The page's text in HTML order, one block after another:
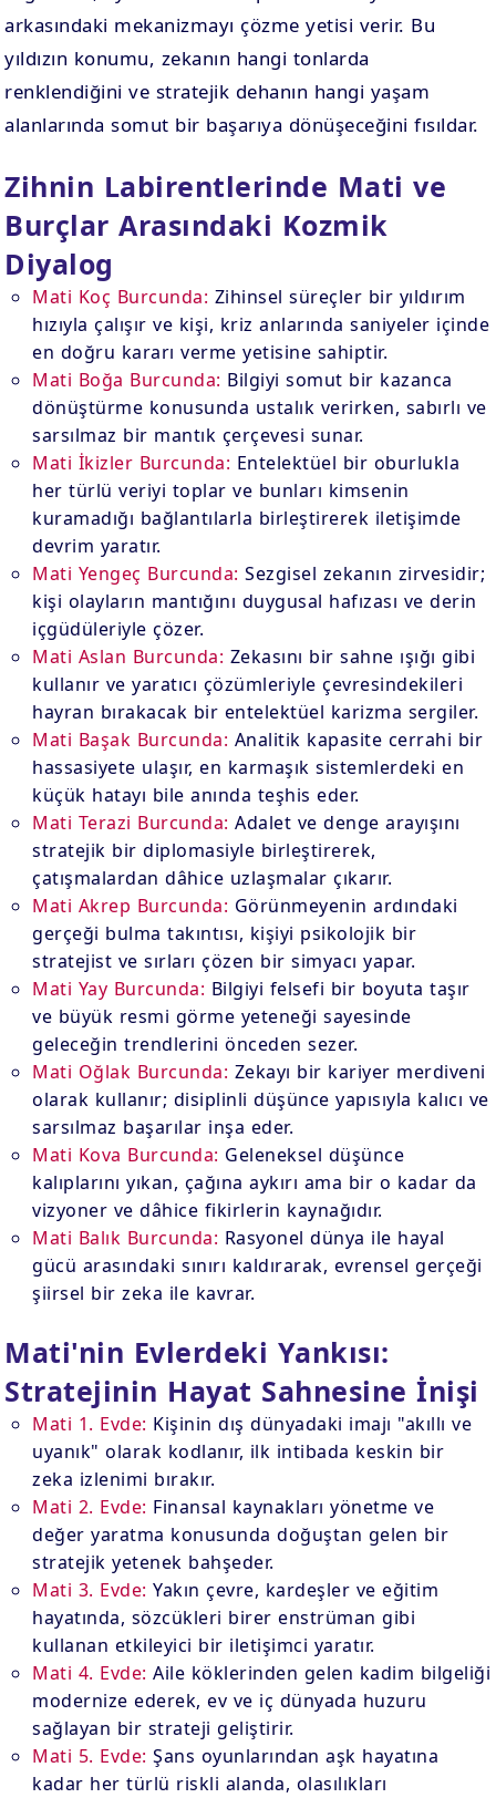
arkasındaki mekanizmayı çözme yetisi verir. Bu
yıldızın konumu, zekanın hangi tonlarda
renklendiğini ve stratejik dehanın hangi yaşam
alanlarında somut bir başarıya dönüşeceğini fısıldar.
Zihnin Labirentlerinde Mati ve
Burçlar Arasındaki Kozmik
Diyalog
Mati Koç Burcunda: Zihinsel süreçler bir yıldırım
hızıyla çalışır ve kişi, kriz anlarında saniyeler içinde
en doğru kararı verme yetisine sahiptir.
Mati Boğa Burcunda: Bilgiyi somut bir kazanca
dönüştürme konusunda ustalık verirken, sabırlı ve
sarsılmaz bir mantık çerçevesi sunar.
Mati İkizler Burcunda: Entelektüel bir oburlukla
her türlü veriyi toplar ve bunları kimsenin
kuramadığı bağlantılarla birleştirerek iletişimde
devrim yaratır.
Mati Yengeç Burcunda: Sezgisel zekanın zirvesidir;
kişi olayların mantığını duygusal hafızası ve derin
içgüdüleriyle çözer.
Mati Aslan Burcunda: Zekasını bir sahne ışığı gibi
kullanır ve yaratıcı çözümleriyle çevresindekileri
hayran bırakacak bir entelektüel karizma sergiler.
Mati Başak Burcunda: Analitik kapasite cerrahi bir
hassasiyete ulaşır, en karmaşık sistemlerdeki en
küçük hatayı bile anında teşhis eder.
Mati Terazi Burcunda: Adalet ve denge arayışını
stratejik bir diplomasiyle birleştirerek,
çatışmalardan dâhice uzlaşmalar çıkarır.
Mati Akrep Burcunda: Görünmeyenin ardındaki
gerçeği bulma takıntısı, kişiyi psikolojik bir
stratejist ve sırları çözen bir simyacı yapar.
Mati Yay Burcunda: Bilgiyi felsefi bir boyuta taşır
ve büyük resmi görme yeteneği sayesinde
geleceğin trendlerini önceden sezer.
Mati Oğlak Burcunda: Zekayı bir kariyer merdiveni
olarak kullanır; disiplinli düşünce yapısıyla kalıcı ve
sarsılmaz başarılar inşa eder.
Mati Kova Burcunda: Geleneksel düşünce
kalıplarını yıkan, çağına aykırı ama bir o kadar da
vizyoner ve dâhice fikirlerin kaynağıdır.
Mati Balık Burcunda: Rasyonel dünya ile hayal
gücü arasındaki sınırı kaldırarak, evrensel gerçeği
şiirsel bir zeka ile kavrar.
Mati'nin Evlerdeki Yankısı:
Stratejinin Hayat Sahnesine İnişi
Mati 1. Evde: Kişinin dış dünyadaki imajı "akıllı ve
uyanık" olarak kodlanır, ilk intibada keskin bir
zeka izlenimi bırakır.
Mati 2. Evde: Finansal kaynakları yönetme ve
değer yaratma konusunda doğuştan gelen bir
stratejik yetenek bahşeder.
Mati 3. Evde: Yakın çevre, kardeşler ve eğitim
hayatında, sözcükleri birer enstrüman gibi
kullanan etkileyici bir iletişimci yaratır.
Mati 4. Evde: Aile köklerinden gelen kadim bilgeliği
modernize ederek, ev ve iç dünyada huzuru
sağlayan bir strateji geliştirir.
Mati 5. Evde: Şans oyunlarından aşk hayatına
kadar her türlü riskli alanda, olasılıkları